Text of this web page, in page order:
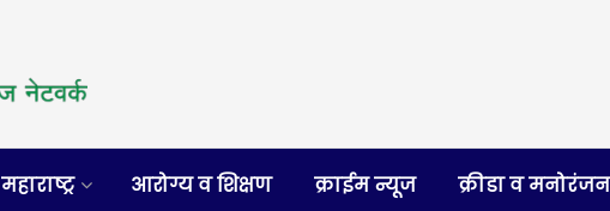
महाराष्ट्र आरोग्य व शिक्षण क्राईम न्यूज क्रीडा व